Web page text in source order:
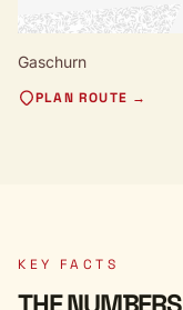
Gaschurn
PLAN ROUTE →
KEY FACTS